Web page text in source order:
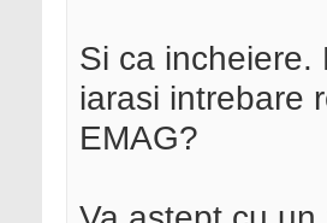
Si ca
iarasi intrebare
EMAG?